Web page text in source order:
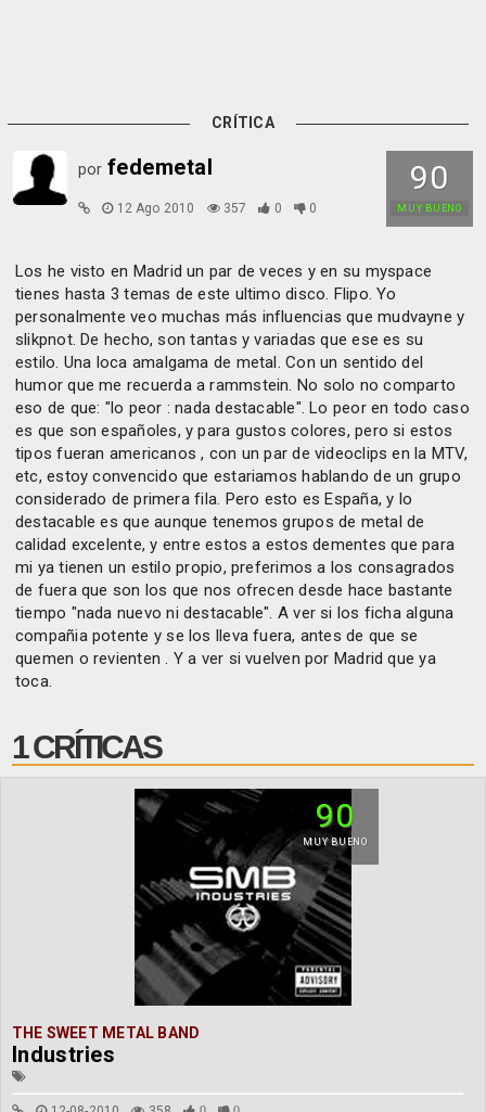
CRÍTICA
90
MUY BUENO
por fedemetal
12 Ago 2010 357 0 0
Los he visto en Madrid un par de veces y en su myspace
tienes hasta 3 temas de este ultimo disco. Flipo. Yo
personalmente veo muchas más influencias que mudvayne y
slikpnot. De hecho, son tantas y variadas que ese es su
estilo. Una loca amalgama de metal. Con un sentido del
humor que me recuerda a rammstein. No solo no comparto
eso de que: "lo peor : nada destacable". Lo peor en todo caso
es que son españoles, y para gustos colores, pero si estos
tipos fueran americanos , con un par de videoclips en la MTV,
etc, estoy convencido que estariamos hablando de un grupo
considerado de primera fila. Pero esto es España, y lo
destacable es que aunque tenemos grupos de metal de
calidad excelente, y entre estos a estos dementes que para
mi ya tienen un estilo propio, preferimos a los consagrados
de fuera que son los que nos ofrecen desde hace bastante
tiempo "nada nuevo ni destacable". A ver si los ficha alguna
compañia potente y se los lleva fuera, antes de que se
quemen o revienten . Y a ver si vuelven por Madrid que ya
toca.
1 CRÍTICAS
90
MUY BUENO
THE SWEET METAL BAND
Industries